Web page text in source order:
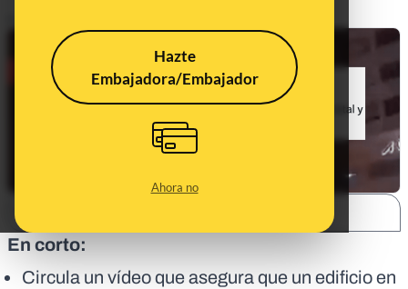
Hazte
Embajadora/Embajador
Ahora no
En corto:
Circula un vídeo que asegura que un edificio en